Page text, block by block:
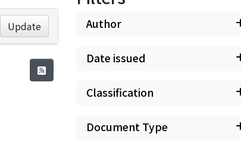
Update Author
Date issued
Classification
Document Type